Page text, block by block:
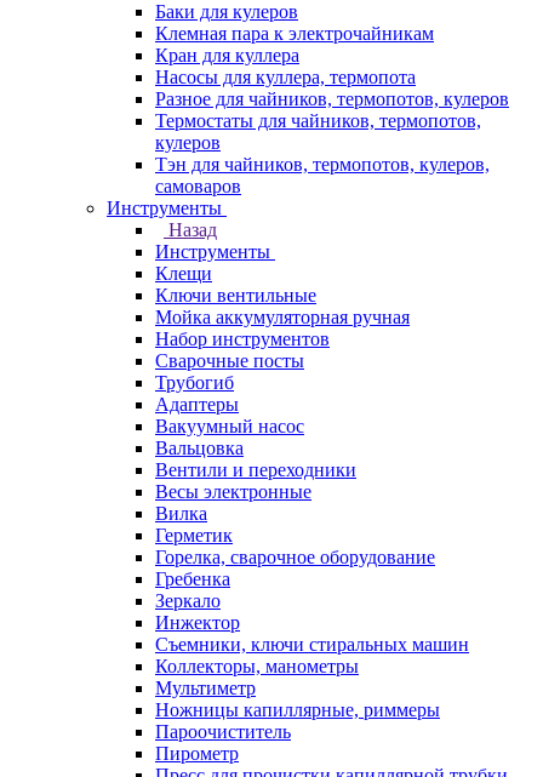
Баки для кулеров
Клемная пара к электрочайникам
Кран для куллера
Насосы для куллера, термопота
Разное для чайников, термопотов, кулеров
Термостаты для чайников, термопотов,
кулеров
Тэн для чайников, термопотов, кулеров,
самоваров
Инструменты
Назад
Инструменты
Клещи
Ключи вентильные
Мойка аккумуляторная ручная
Набор инструментов
Сварочные посты
Трубогиб
Aдаптеры
Вакуумный насос
Вальцовка
Вентили и переходники
Весы электронные
Вилка
Герметик
Горелка, сварочное оборудование
Гребенка
Зеркало
Инжектор
Съемники, ключи стиральных машин
Коллекторы, манометры
Мультиметр
Ножницы капиллярные, риммеры
Пароочиститель
Пирометр